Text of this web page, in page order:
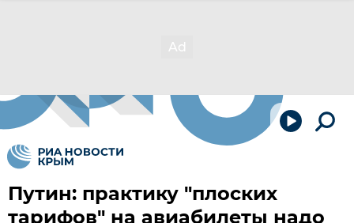
Путин: практику "плоских
тарифов" на авиабилеты надо